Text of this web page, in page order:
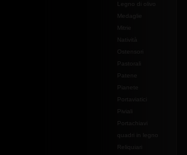
Legno di olivo
Medaglie
Mitrie
Natività
Ostensori
Pastorali
Patene
Pianete
Portaviatici
Piviali
Portachiavi
quadri in legno
Reliquiari